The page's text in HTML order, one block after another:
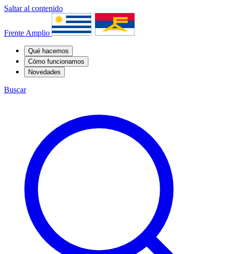
Saltar al contenido
Frente Amplio
Qué hacemos
Cómo funcionamos
Novedades
Buscar